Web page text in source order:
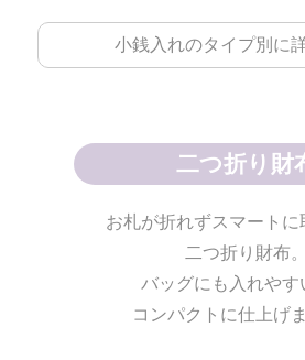
小銭入れのタイプ別に
二つ折り財
お札が折れずスマートに
二つ折り財布。
バッグにも入れやす
コンパクトに仕上げ